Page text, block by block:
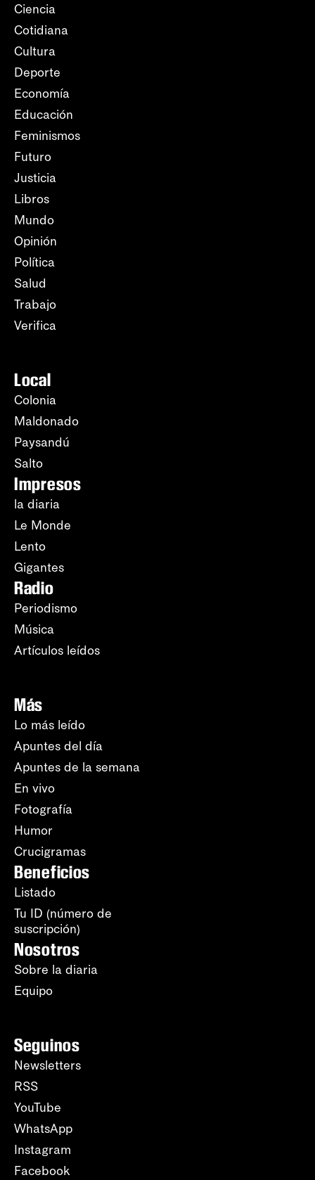
Ciencia
Cotidiana
Cultura
Deporte
Economía
Educación
Feminismos
Futuro
Justicia
Libros
Mundo
Opinión
Política
Salud
Trabajo
Verifica
Local
Colonia
Maldonado
Paysandú
Salto
Impresos
la diaria
Le Monde
Lento
Gigantes
Radio
Periodismo
Música
Artículos leídos
Más
Lo más leído
Apuntes del día
Apuntes de la semana
En vivo
Fotografía
Humor
Crucigramas
Beneficios
Listado
Tu ID (número de
suscripción)
Nosotros
Sobre la diaria
Equipo
Seguinos
Newsletters
RSS
YouTube
WhatsApp
Instagram
Facebook